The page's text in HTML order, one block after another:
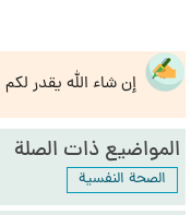
إن شاء الله يقدر لكم
المواضيع ذات الصلة
الصحة النفسية